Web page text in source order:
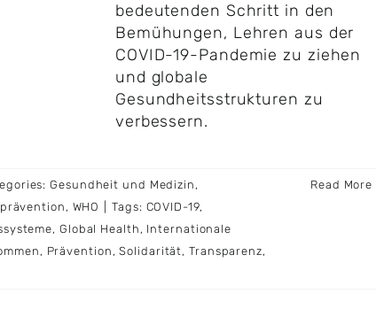
bedeutenden Schritt in den
Bemühungen, Lehren aus der
COVID-19-Pandemie zu ziehen
und globale
Gesundheitsstrukturen zu
verbessern.
Gesundheit und Medizin ,
, WHO Tags: COVID-19,
, Global Health , Internationale
, Prävention ,Solidarität,Transparenz,
Read More